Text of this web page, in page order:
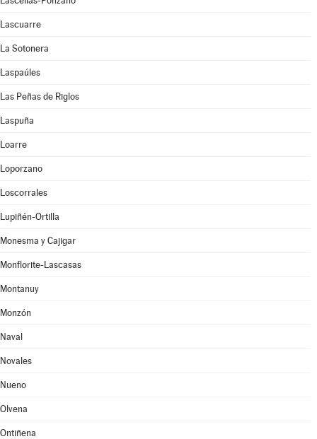
Lascuarre
La Sotonera
Laspaúles
Las Peñas de Riglos
Laspuña
Loarre
Loporzano
Loscorrales
Lupiñén-Ortilla
Monesma y Cajigar
Monflorite-Lascasas
Montanuy
Monzón
Naval
Novales
Nueno
Olvena
Ontiñena